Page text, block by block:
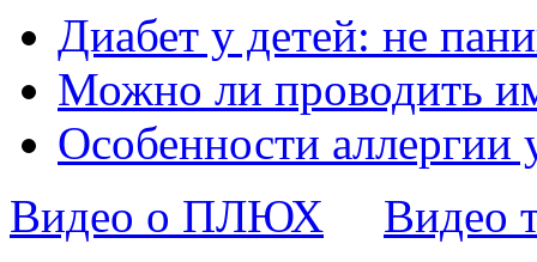
Диабет у детей: не
Можно ли проводить
Особенности аллергии
Видео о ПЛЮХ
Видео